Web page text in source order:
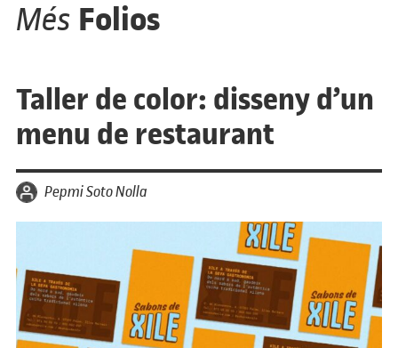
Més Folios
Taller de color: disseny d’un
menu de restaurant
per Pepmi Soto Nolla